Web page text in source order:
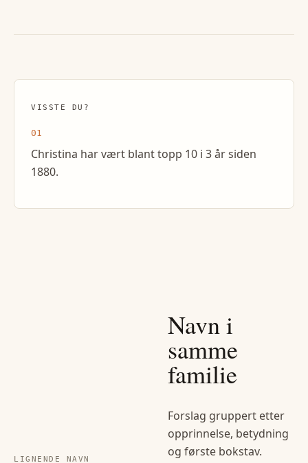
VISSTE DU?
01
Christina har vært blant topp 10 i 3 år siden
1880.
LIGNENDE NAVN
Navn i
samme
familie
Forslag gruppert etter
opprinnelse, betydning
og første bokstav.